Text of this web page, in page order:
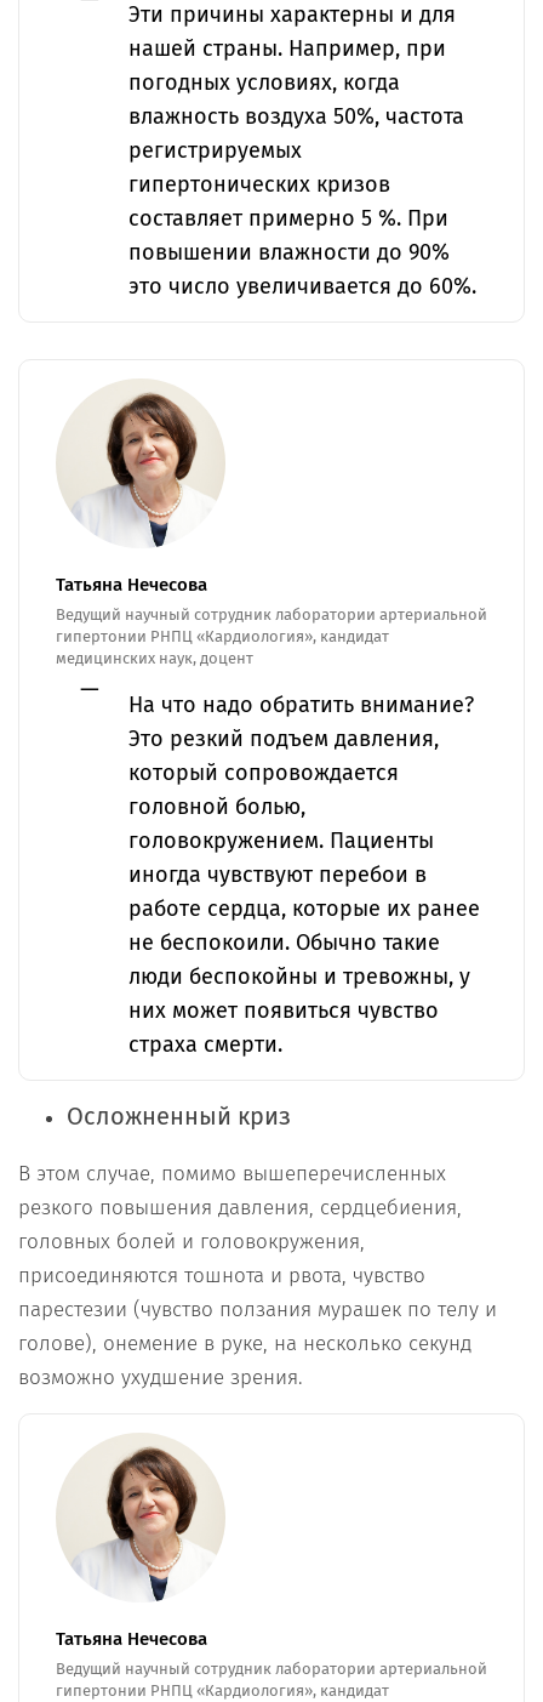
Эти причины характерны и для
нашей страны. Например, при
погодных условиях, когда
влажность воздуха 50%, частота
регистрируемых
гипертонических кризов
составляет примерно 5 %. При
повышении влажности до 90%
это число увеличивается до 60%.
Татьяна Нечесова
Ведущий научный сотрудник лаборатории артериальной
гипертонии РНПЦ «Кардиология», кандидат
медицинских наук, доцент
На что надо обратить внимание?
Это резкий подъем давления,
который сопровождается
головной болью,
головокружением. Пациенты
иногда чувствуют перебои в
работе сердца, которые их ранее
не беспокоили. Обычно такие
люди беспокойны и тревожны, у
них может появиться чувство
страха смерти.
Осложненный криз
В этом случае, помимо вышеперечисленных
резкого повышения давления, сердцебиения,
головных болей и головокружения,
присоединяются тошнота и рвота, чувство
парестезии (чувство ползания мурашек по телу и
голове), онемение в руке, на несколько секунд
возможно ухудшение зрения.
Татьяна Нечесова
Ведущий научный сотрудник лаборатории артериальной
гипертонии РНПЦ «Кардиология», кандидат